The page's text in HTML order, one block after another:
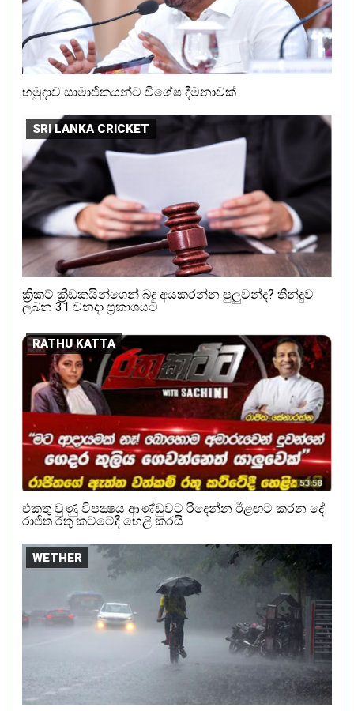
හමුදාව සාමාජිකයන්ට විශේෂ දීමනාවක්
SRI LANKA CRICKET
ක්‍රිකට් ක්‍රීඩකයින්ගෙන් බදු අයකරන්න පුලුවන්ද? තීන්දුව
ලබන 31 වනදා ප්‍රකාශයට
RATHU KATTA
එකතු වුණු විපක්‍ෂය ආණ්ඩුවට රිදෙන්න ඊළඟට කරන දේ
රාජිත රතු කට්ටේදී හෙළි කරයි
WETHER